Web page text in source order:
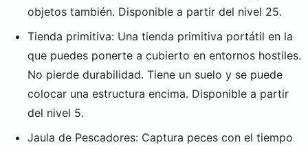
objetos también. Disponible a partir del nivel 25.
Tienda primitiva: Una tienda primitiva portátil en la
que puedes ponerte a cubierto en entornos hostiles.
No pierde durabilidad. Tiene un suelo y se puede
colocar una estructura encima. Disponible a partir
del nivel 5.
Jaula de Pescadores: Captura peces con el tiempo